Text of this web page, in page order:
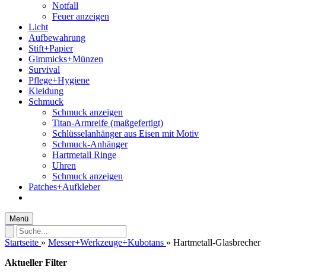
Notfall
Feuer anzeigen
Licht
Aufbewahrung
Stift+Papier
Gimmicks+Münzen
Survival
Pflege+Hygiene
Kleidung
Schmuck
Schmuck anzeigen
Titan-Armreife (maßgefertigt)
Schlüsselanhänger aus Eisen mit Motiv
Schmuck-Anhänger
Hartmetall Ringe
Uhren
Schmuck anzeigen
Patches+Aufkleber
Menü
Startseite » Messer+Werkzeuge+Kubotans » Hartmetall-Glasbrecher
Aktueller Filter